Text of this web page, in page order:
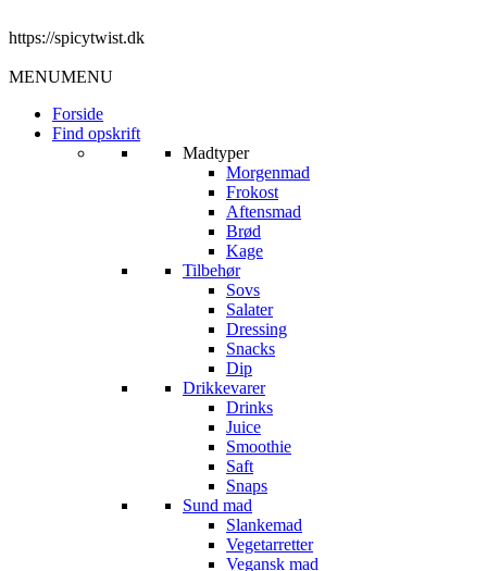
https://spicytwist.dk
MENUMENU
Forside
Find opskrift
Madtyper
Morgenmad
Frokost
Aftensmad
Brød
Kage
Tilbehør
Sovs
Salater
Dressing
Snacks
Dip
Drikkevarer
Drinks
Juice
Smoothie
Saft
Snaps
Sund mad
Slankemad
Vegetarretter
Vegansk mad